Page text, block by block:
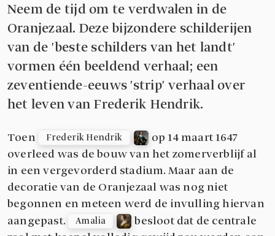
Neem de tijd om te verdwalen in de
Oranjezaal. Deze bijzondere schilderijen
van de 'beste schilders van het landt'
vormen één beeldend verhaal; een
zeventiende-eeuws 'strip' verhaal over
het leven van Frederik Hendrik.
Toen Frederik Hendrik
op 14 maart 1647
overleed was de bouw van het zomerverblijf al
in een vergevorderd stadium. Maar aan de
decoratie van de Oranjezaal was nog niet
begonnen en meteen werd de invulling hiervan
aangepast.
Amalia
besloot dat de centrale